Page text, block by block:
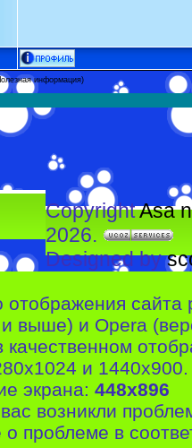
информация)
CopyrightAsa
2026.
Designed by
отображения
выше) и Opera
и 1440x900.
экрана: 448x896
возникли
проблеме в